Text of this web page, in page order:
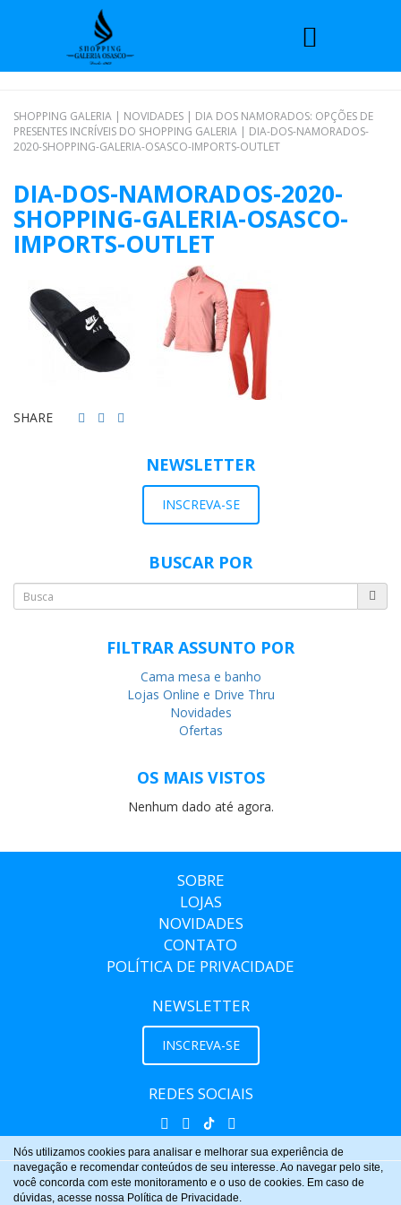
SHOPPING GALERIA | NOVIDADES | DIA DOS NAMORADOS: OPÇÕES DE
PRESENTES INCRÍVEIS DO SHOPPING GALERIA | DIA-DOS-NAMORADOS-
2020-SHOPPING-GALERIA-OSASCO-IMPORTS-OUTLET
DIA-DOS-NAMORADOS-2020-
SHOPPING-GALERIA-OSASCO-
IMPORTS-OUTLET
SHARE
NEWSLETTER
INSCREVA-SE
BUSCAR POR
FILTRAR ASSUNTO POR
Cama mesa e banho
Lojas Online e Drive Thru
Novidades
Ofertas
OS MAIS VISTOS
Nenhum dado até agora.
SOBRE
LOJAS
NOVIDADES
CONTATO
POLÍTICA DE PRIVACIDADE
NEWSLETTER
INSCREVA-SE
REDES SOCIAIS
Nós utilizamos cookies para analisar e melhorar sua experiência de
navegação e recomendar conteúdos de seu interesse. Ao navegar pelo site,
você concorda com este monitoramento e o uso de cookies. Em caso de
dúvidas, acesse nossa Política de Privacidade.